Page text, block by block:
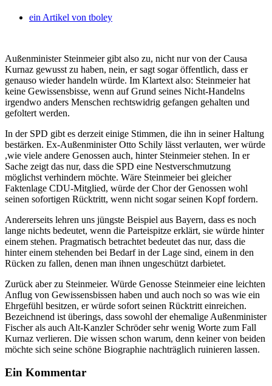
ein Artikel von tboley
Außenminister Steinmeier gibt also zu, nicht nur von der Causa
Kurnaz gewusst zu haben, nein, er sagt sogar öffentlich, dass er
genauso wieder handeln würde. Im Klartext also: Steinmeier hat
keine Gewissensbisse, wenn auf Grund seines Nicht-Handelns
irgendwo anders Menschen rechtswidrig gefangen gehalten und
gefoltert werden.
In der SPD gibt es derzeit einige Stimmen, die ihn in seiner Haltung
bestärken. Ex-Außenminister Otto Schily lässt verlauten, wer würde
,wie viele andere Genossen auch, hinter Steinmeier stehen. In er
Sache zeigt das nur, dass die SPD eine Nestverschmutzung
möglichst verhindern möchte. Wäre Steinmeier bei gleicher
Faktenlage CDU-Mitglied, würde der Chor der Genossen wohl
seinen sofortigen Rücktritt, wenn nicht sogar seinen Kopf fordern.
Andererseits lehren uns jüngste Beispiel aus Bayern, dass es noch
lange nichts bedeutet, wenn die Parteispitze erklärt, sie würde hinter
einem stehen. Pragmatisch betrachtet bedeutet das nur, dass die
hinter einem stehenden bei Bedarf in der Lage sind, einem in den
Rücken zu fallen, denen man ihnen ungeschützt darbietet.
Zurück aber zu Steinmeier. Würde Genosse Steinmeier eine leichten
Anflug von Gewissensbissen haben und auch noch so was wie ein
Ehrgefühl besitzen, er würde sofort seinen Rücktritt einreichen.
Bezeichnend ist überings, dass sowohl der ehemalige Außenminister
Fischer als auch Alt-Kanzler Schröder sehr wenig Worte zum Fall
Kurnaz verlieren. Die wissen schon warum, denn keiner von beiden
möchte sich seine schöne Biographie nachträglich ruinieren lassen.
Ein Kommentar